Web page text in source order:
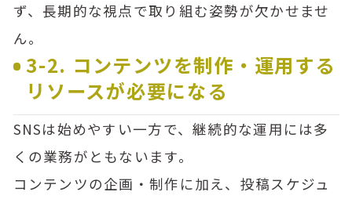
ず、長期的な視点で取り組む姿勢が欠かせませ
ん。
3-2. コンテンツを制作・運用する
リソースが必要になる
SNSは始めやすい一方で、継続的な運用には多
くの業務がともないます。
コンテンツの企画・制作に加え、投稿スケジュ